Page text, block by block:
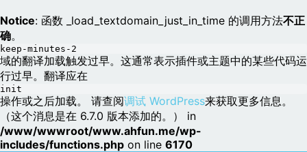
Notice: 函数 _load_textdomain_just_in_time 的调用方法不正
确。
keep-minutes-2
域的翻译加载触发过早。这通常表示插件或主题中的某些代码运
行过早。翻译应在
init
操作或之后加载。 请查阅调试 WordPress来获取更多信息。
（这个消息是在 6.7.0 版本添加的。） in
/www/wwwroot/www.ahfun.me/wp-
includes/functions.php on line 6170